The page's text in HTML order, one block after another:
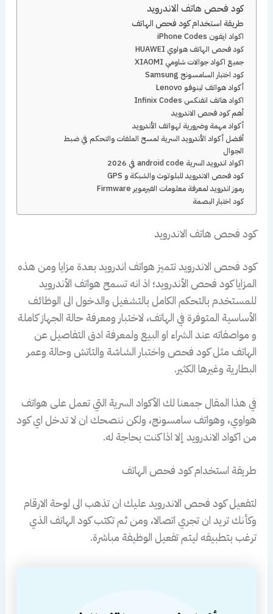
كود فحص هاتف الاندرويد
طريقة استخدام كود فحص الهاتف
اكواد ايفون iPhone Codes
كود فحص الهاتف هواوي HUAWEI
جميع اكواد جوالات شاومي XIAOMI
كود اختبار السامسونج Samsung
أكواد هواتف لينوفو Lenovo
اكواد هاتف انفنكس Infinix Codes
أهم كود فحص الاندرويد
أكواد مهمة وضرورية لهواتف الأندرويد
أفضل أكواد الأندرويد السرية لمسح الملفات والتحكم في ضبط
الجوال
اكواد اندرويد السرية android code في 2026
كود فحص الاندرويد للبلوتوث والشبكة و GPS
رموز اندرويد لمعرفة معلومات الفيرموير Firmware
كود اختبار البصمة
كود فحص هاتف الاندرويد
كود فحص الاندرويد تتميز هواتف اندرويد بعدة مزايا ومن هذه
المزايا كود فحص الأندرويد؛ اذ انه تسمح هواتف الأندرويد
للمستخدم بالتحكم الكامل بالتشغيل والدخول الى الوظائف
الأساسية المتوفرة في الهاتف، لاختبار ومعرفة حالة الجهاز كاملة
و مواصفاته عند الشراء او البيع ولمعرفة ادق التفاصيل عن
الهاتف مثل كود فحص واختبار الشاشة والتاتش وحالة وعمر
البطارية وغيرها الكثير.
في هذا المقال جمعنا لك الأكواد السرية التي تعمل على هواتف
هواوي، وهواتف سامسونج، ولكن ننصحك ان لا تدخل اي كود
من اكواد الاندرويد إلا اذا كنت بحاجة له.
طريقة استخدام كود فحص الهاتف
لتفعيل كود فحص الاندرويد عليك ان تذهب الى لوحة الارقام
وكأنك تريد ان تجري اتصالا، ومن ثم تكتب كود الهاتف الذي
ترغب بتطبيقه ليتم تفعيل الوظيفة مباشرة.